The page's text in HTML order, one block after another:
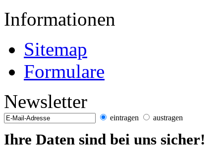
Informationen
Sitemap
Formulare
Newsletter
eintragen austragen
Ihre Daten sind bei uns sicher!